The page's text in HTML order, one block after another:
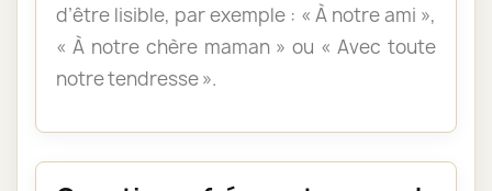
d’être lisible, par exemple : « À notre ami »,
« À notre chère maman » ou « Avec toute
notre tendresse ».